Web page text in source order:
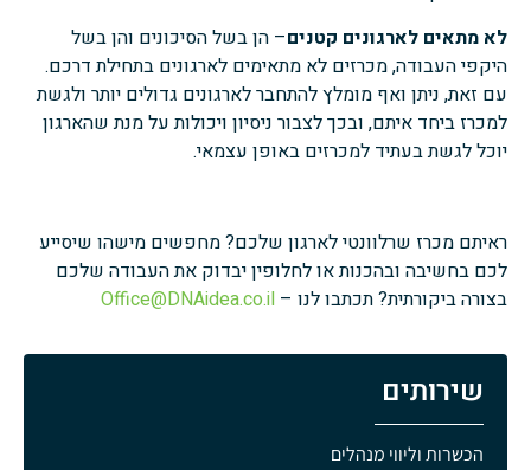
לא מתאים לארגונים קטנים– הן בשל הסיכונים והן בשל
היקפי העבודה, מכרזים לא מתאימים לארגונים בתחילת דרכם.
עם זאת, ניתן ואף מומלץ להתחבר לארגונים גדולים יותר ולגשת
למכרז ביחד איתם, ובכך לצבור ניסיון ויכולות על מנת שהארגון
יוכל לגשת בעתיד למכרזים באופן עצמאי.
ראיתם מכרז שרלוונטי לארגון שלכם? מחפשים מישהו שיסייע
לכם בחשיבה ובהכנות או לחלופין יבדוק את העבודה שלכם
בצורה ביקורתית? תכתבו לנו – Office@DNAidea.co.il
שירותים
הכשרות וליווי מנהלים